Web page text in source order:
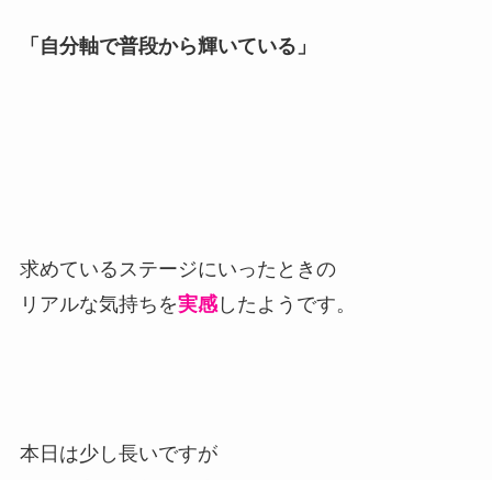
「自分軸で普段から輝いている」
求めているステージにいったときの
リアルな気持ちを実感したようです。
本日は少し長いですが